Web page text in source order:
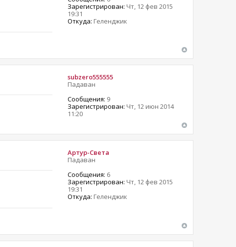
Зарегистрирован: Чт, 12 фев 2015
19:31
Откуда: Геленджик
subzero555555
Падаван
Сообщения: 9
Зарегистрирован: Чт, 12 июн 2014
11:20
Артур-Света
Падаван
Сообщения: 6
Зарегистрирован: Чт, 12 фев 2015
19:31
Откуда: Геленджик